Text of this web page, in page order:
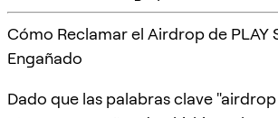
Cómo Reclamar el Airdrop de PLAY
Engañado
Dado que las palabras clave